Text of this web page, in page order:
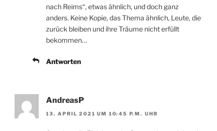
nach Reims“, etwas ähnlich, und doch ganz
anders. Keine Kopie, das Thema ähnlich, Leute, die
zurück bleiben und ihre Träume nicht erfüllt
bekommen…
Antworten
AndreasP
13. APRIL 2021 UM 10:45 P.M. UHR